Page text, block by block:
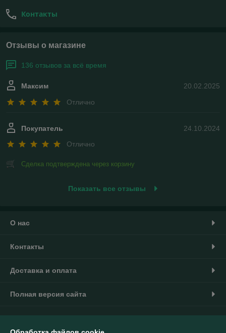
Контакты
Отзывы о магазине
136 отзывов за всё время
20.02.2025
Максим
Отлично
24.10.2024
Покупатель
Отлично
Сделка подтверждена через корзину
Показать все отзывы
О нас
Контакты
Доставка и оплата
Полная версия сайта